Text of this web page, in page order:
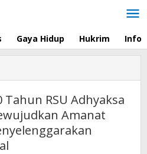
Gaya Hidup Hukrim Info
Tahun RSU Adhyaksa
Amanat